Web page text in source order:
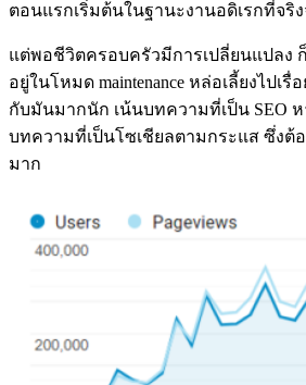
ตอนแรกเริ่มต้นในฐานะงานอดิเรกที่จริงจั
แต่พอชีวิตครอบครัวมีการเปลี่ยนแปลง
อยู่ในโหมด maintenance หล่อเลี้ยงไปเ
กับมันมากนัก เน้นบทความที่เป็น SEO ห
บทความที่เป็นโซเชียลตามกระแส ซึ่งต้
มาก